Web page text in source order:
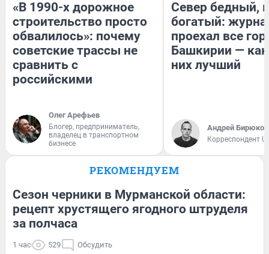
«В 1990-х дорожное
строительство просто
обвалилось»: почему
советские трассы не
сравнить с
российскими
Олег Арефьев
Блогер, предприниматель,
владелец в транспортном
бизнесе
Север бедный,
богатый:
проехал все
Башкирии —
них лучший
Андрей Бирюков
Корреспондент
РЕКОМЕНДУЕМ
Сезон черники в Мурманской области:
рецепт хрустящего ягодного штруделя
за полчаса
1 час 529 Обсудить